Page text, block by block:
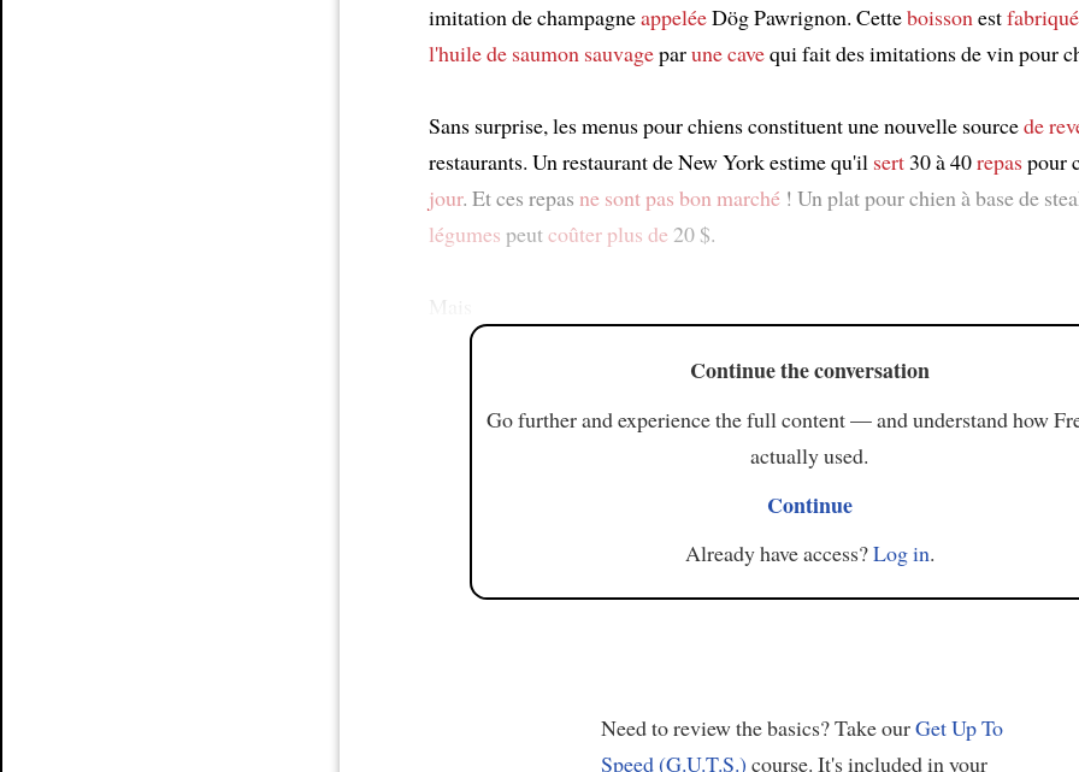
imitation de champagneappeléeDög Pawrignon. Cetteboisson est
l'huile de saumon sauvageparune cavequi fait des imitations de vin pour
Sans surprise, les menus pour chiens constituent une nouvelle sourcede
restaurants. Un restaurant de New York estime qu'il sert 30 à 40repaspour
jour. Et ces repas ne sont pas bon marché ! Un plat pour chien à base de
légumes peutcoûter plus de 20 $.
Continue the conversation
Go further and experience the full content — and understand how
actually used.
Continue
Already have access?Log in.
Need to review the basics? Take ourGet Up To
Speed (G.U.T.S.) course. It's included in your